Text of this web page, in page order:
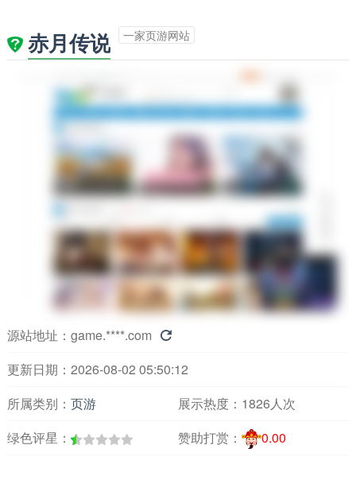
赤月传说 一家页游网站
源站地址： game.****.com 
更新日期：2026-08-02 05:50:12
所属类别： 页游 展示热度： 1826人次
绿色评星：
赞助打赏： 0.00